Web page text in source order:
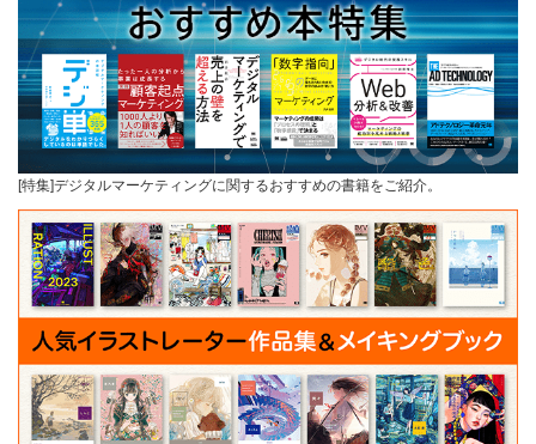
[特集]デジタルマーケティングに関するおすすめの書籍をご紹介。